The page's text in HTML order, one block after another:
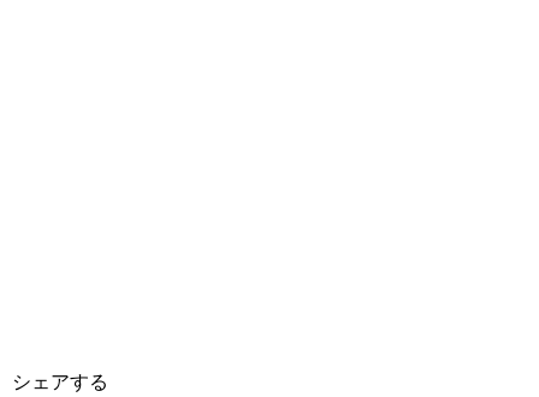
シェアする